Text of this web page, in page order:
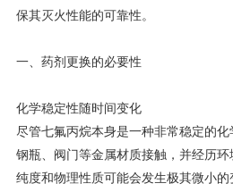
保其灭火性能的可靠性。
一、药剂更换的必要性
化学稳定性随时间变化
尽管七氟丙烷本身是一种非常稳定的
钢瓶、阀门等金属材质接触，并经历
纯度和物理性质可能会发生极其微小